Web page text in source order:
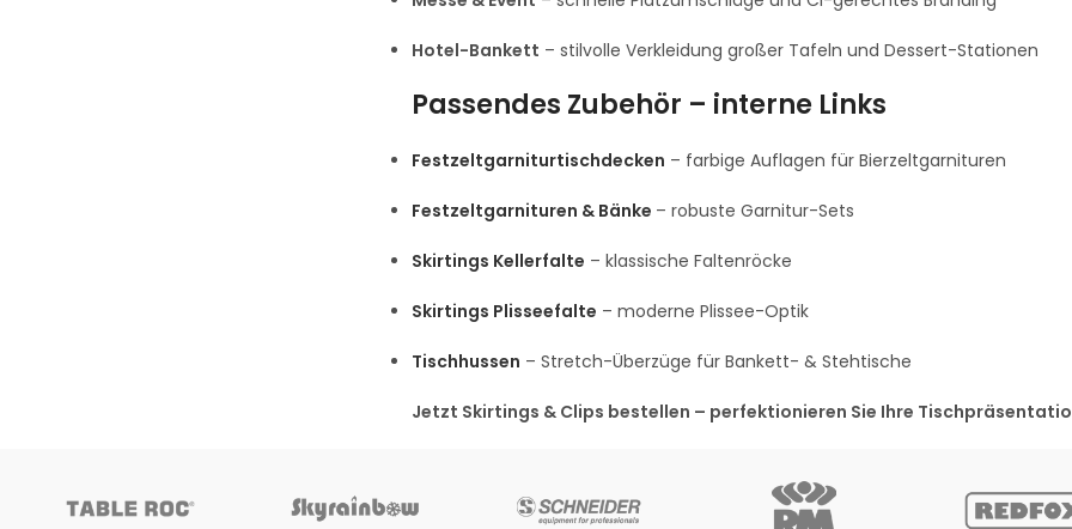
Hotel-Bankett – stilvolle Verkleidung großer Tafeln und Dessert-Stationen
Passendes Zubehör – interne Links
Festzeltgarniturtischdecken – farbige Auflagen für Bierzeltgarnituren
Festzeltgarnituren & Bänke – robuste Garnitur-Sets
Skirtings Kellerfalte – klassische Faltenröcke
Skirtings Plissee­falte – moderne Plissee-Optik
Tischhussen – Stretch-Überzüge für Bankett- & Stehtische
Jetzt Skirtings & Clips bestellen – perfektionieren Sie Ihre